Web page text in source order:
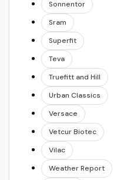
Sonnentor
Sram
Superfit
Teva
Truefitt and Hill
Urban Classics
Versace
Vetcur Biotec
Vilac
Weather Report